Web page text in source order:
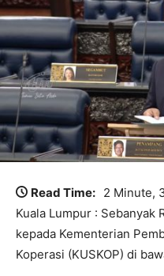
Read Time: 2 Minute,
Kuala Lumpur : Sebanyak
kepada Kementerian
Koperasi (KUSKOP) di